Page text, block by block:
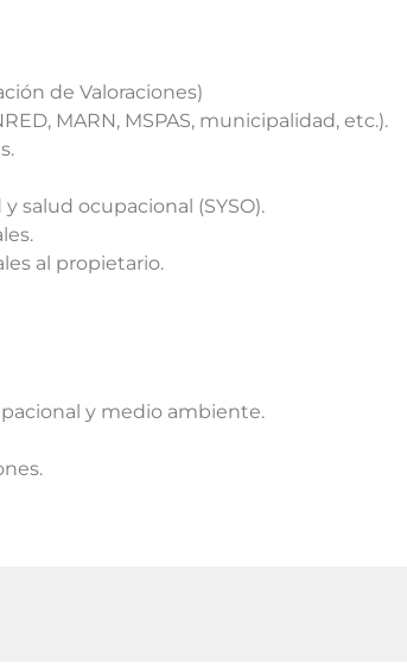
de Valoraciones)
MARN, MSPAS, municipalidad, etc.).
salud ocupacional (SYSO).
al propietario.
y medio ambiente.